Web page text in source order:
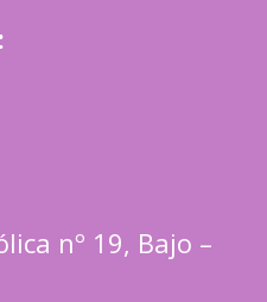
nº 19, Bajo –